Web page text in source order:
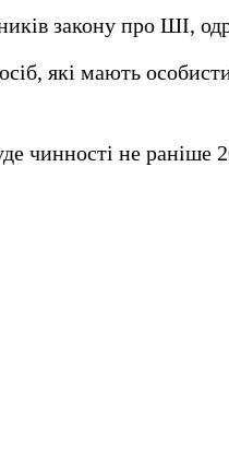
закону про ШІ,
які мають
чинності не раніше